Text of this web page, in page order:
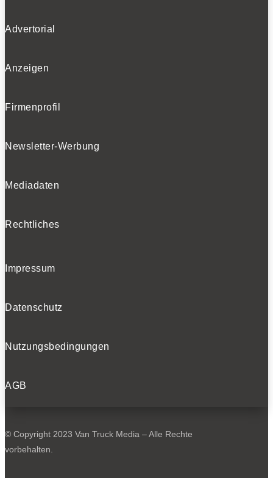
Advertorial
Anzeigen
Firmenprofil
Newsletter-Werbung
Mediadaten
Rechtliches
Impressum
Datenschutz
Nutzungsbedingungen
AGB
© Copyright 2023 Van Truck Media – Alle Rechte
vorbehalten.